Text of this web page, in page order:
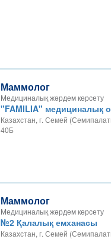
Маммолог
Медициналық жәрдем көрсету
"FAMILIA" медициналық
Казахстан, г. Семей
40Б
Маммолог
Медициналық жәрдем көрсету
№2 Қалалық емханасы
Казахстан, г. Семей